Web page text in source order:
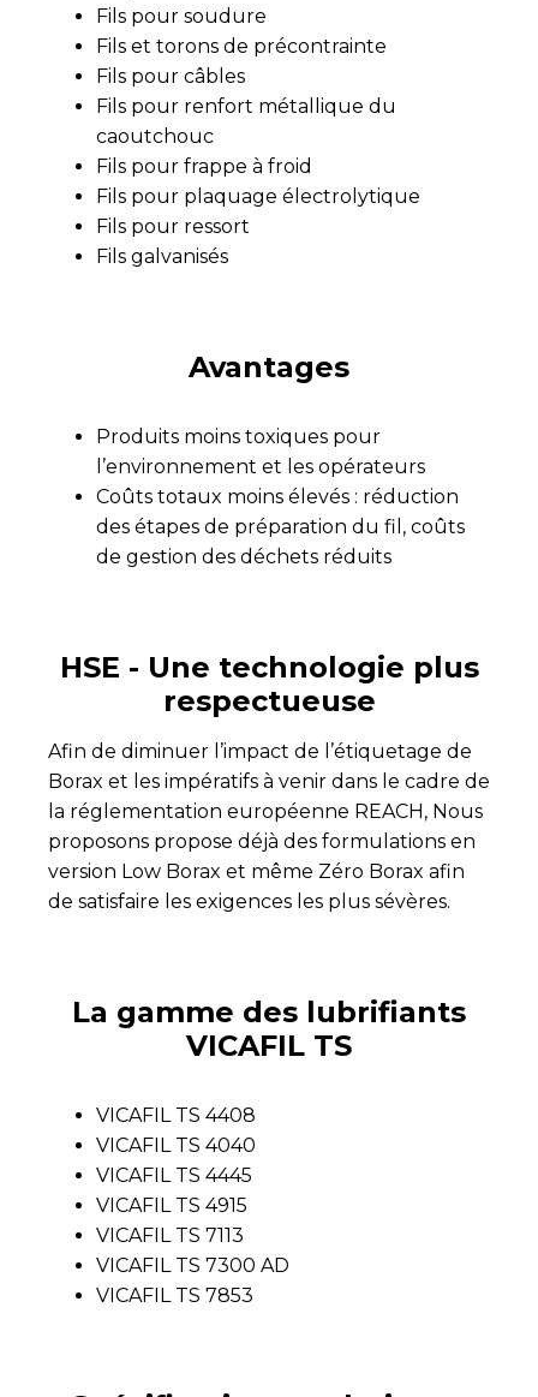
Fils pour soudure
Fils et torons de précontrainte
Fils pour câbles
Fils pour renfort métallique du
caoutchouc
Fils pour frappe à froid
Fils pour plaquage électrolytique
Fils pour ressort
Fils galvanisés
Avantages
Produits moins toxiques pour
l’environnement et les opérateurs
Coûts totaux moins élevés : réduction
des étapes de préparation du fil, coûts
de gestion des déchets réduits
HSE - Une technologie plus
respectueuse
Afin de diminuer l’impact de l’étiquetage de
Borax et les impératifs à venir dans le cadre de
la réglementation européenne REACH, Nous
proposons propose déjà des formulations en
version Low Borax et même Zéro Borax afin
de satisfaire les exigences les plus sévères.
La gamme des lubrifiants
VICAFIL TS
VICAFIL TS 4408
VICAFIL TS 4040
VICAFIL TS 4445
VICAFIL TS 4915
VICAFIL TS 7113
VICAFIL TS 7300 AD
VICAFIL TS 7853